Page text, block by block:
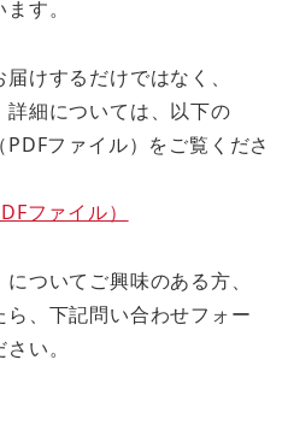
す。
けするだけではなく、
細については、以下の
PDFファイル）をご覧くださ
ファイル）
ついてご興味のある方、
、下記問い合わせフォー
い。